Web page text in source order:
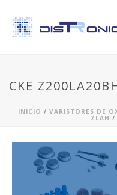
CKE
INICIO / VARISTORES DE
ZLAH /